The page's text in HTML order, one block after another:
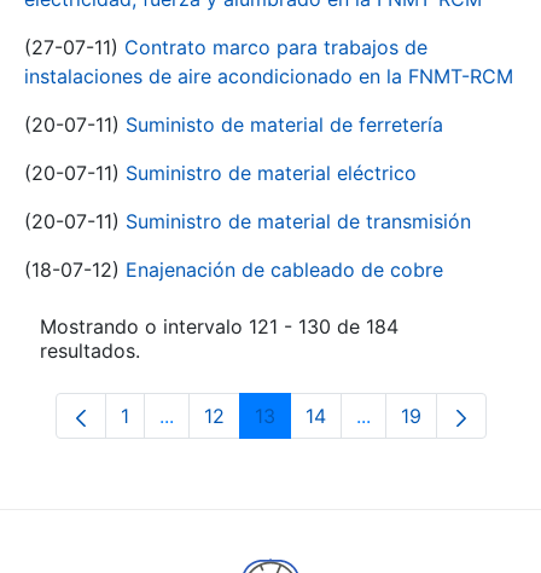
(27-07-11) Contrato marco para trabajos de
instalaciones de aire acondicionado en la FNMT-RCM
(20-07-11) Suministo de material de ferretería
(20-07-11) Suministro de material eléctrico
(20-07-11) Suministro de material de transmisión
(18-07-12) Enajenación de cableado de cobre
Mostrando o intervalo 121 - 130 de 184
resultados.
Páxina
1 ...Páxinas intermedias Use pestaña para
Páxina
12 Páxina
13 Páxina
14 ...PáxinasPáxina
19